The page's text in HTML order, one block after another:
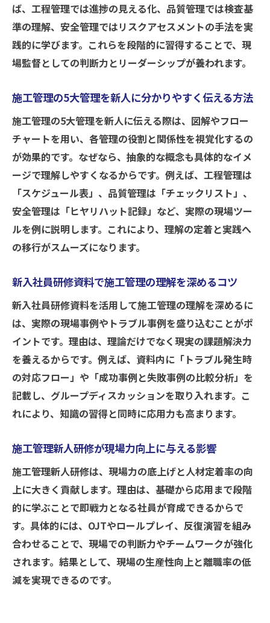
ば、工程管理では進捗の見える化、品質管理では検査基
準の理解、安全管理ではリスクアセスメントの手法を実
践的に学びます。これらを段階的に習得することで、現
場監督としての判断力とリーダーシップが養われます。
施工管理の5大管理を新人に分かりやすく伝える方法
施工管理の5大管理を新人に伝える際は、図解やフロー
チャートを用い、各管理の役割と関係性を視覚化するの
が効果的です。なぜなら、抽象的な概念も具体的なイメ
ージで理解しやすくなるからです。例えば、工程管理は
「スケジュール表」、品質管理は「チェックリスト」、
安全管理は「ヒヤリハット記録」など、実際の現場ツー
ルを例に説明します。これにより、理解の定着と実践へ
の移行がスムーズになります。
新入社員研修資料で施工管理の理解を深めるコツ
新入社員研修資料を活用して施工管理の理解を深めるに
は、実際の現場事例やトラブル事例を盛り込むことがポ
イントです。理由は、理論だけでなく現実の課題解決力
を養えるからです。例えば、資料内に「トラブル発生時
の対応フロー」や「成功事例と失敗事例の比較分析」を
記載し、グループディスカッションを取り入れます。こ
れにより、知識の習得と同時に応用力も高まります。
施工管理新人研修が現場力向上に与える影響
施工管理新人研修は、現場力の底上げと人材定着率の向
上に大きく貢献します。理由は、基礎から応用まで段階
的に学ぶことで即戦力となる社員が育成できるからで
す。具体的には、OJTやロールプレイ、反復演習を組み
合わせることで、現場での判断力やチームワークが強化
されます。結果として、現場の生産性向上と離職率の低
減を実現できるのです。